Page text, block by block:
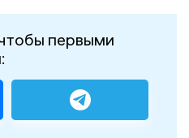
первыми